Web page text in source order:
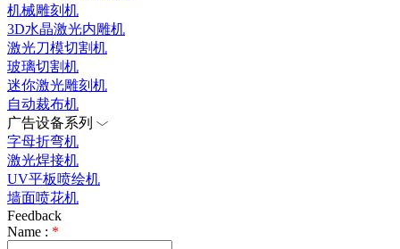
机械雕刻机
3D水晶激光内雕机
激光刀模切割机
玻璃切割机
迷你激光雕刻机
自动裁布机
广告设备系列
字母折弯机
激光焊接机
UV平板喷绘机
墙面喷花机
Feedback
Name : *